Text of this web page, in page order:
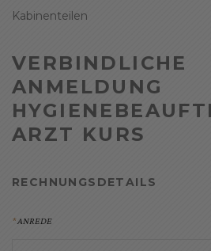
Kabinenteilen
VERBINDLICHE
ANMELDUNG
ARZT KURS
RECHNUNGSDETAILS
ANREDE